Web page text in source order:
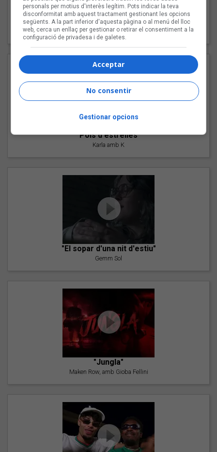
"Les cabres"
94 Rules amb Compte
"Pols d'estrelles"
Karla amb K
"El sopar d'una nit d'estiu"
Gemm Sol
"Jungla"
Maken Row, amb Gioba Fellini
personals per motius d'interès legítim. Pots indicar la teva
disconformitat amb aquest tractament gestionant les opcions
següents. A la part inferior d'aquesta pàgina o al menú del lloc
web, cerca un enllaç per gestionar o retirar el consentiment a la
configuració de privadesa i de galetes.
Acceptar
No consentir
Gestionar opcions